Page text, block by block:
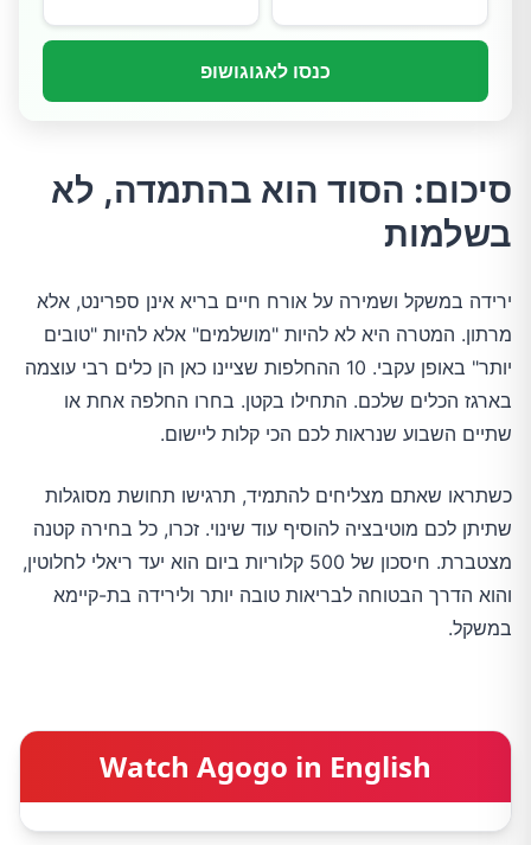
כנסו לאגוגושופ
סיכום: הסוד הוא בהתמדה, לא
בשלמות
ירידה במשקל ושמירה על אורח חיים בריא אינן ספרינט, אלא
מרתון. המטרה היא לא להיות "מושלמים" אלא להיות "טובים
יותר" באופן עקבי. 10 ההחלפות שציינו כאן הן כלים רבי עוצמה
בארגז הכלים שלכם. התחילו בקטן. בחרו החלפה אחת או
שתיים השבוע שנראות לכם הכי קלות ליישום.
כשתראו שאתם מצליחים להתמיד, תרגישו תחושת מסוגלות
שתיתן לכם מוטיבציה להוסיף עוד שינוי. זכרו, כל בחירה קטנה
מצטברת. חיסכון של 500 קלוריות ביום הוא יעד ריאלי לחלוטין,
והוא הדרך הבטוחה לבריאות טובה יותר ולירידה בת-קיימא
במשקל.
Watch Agogo in English